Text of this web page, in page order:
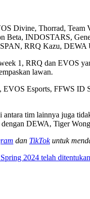
Divine, Thorrad, Team
INDOSTARS,
RRQ Kazu, DEWA
1, RRQ dan EVOS
lawan.
antara tim lainnya juga
DEWA, Tiger
dan TikTokuntuk
2024 telah